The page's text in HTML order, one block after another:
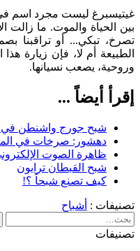
غيتيسبرغ ليست مجرد اسم في
بين الحياة والموت. ما زالت
تصرخ، تبكي... أو تراقبنا
الطبيعة أم لا، فإن زيارة
وروحية، يصعب نسيانها.
إقرأ أيضاً ...
شبح جورج واشنطن في
دهشور: صرخات في
ظاهرة الصوت
شبح القبطان ترايون
كيف تصنع شبحاً ؟!
تصنيفات : أشباح
تصنيفات